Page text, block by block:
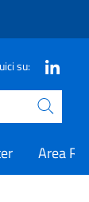
su:
Area